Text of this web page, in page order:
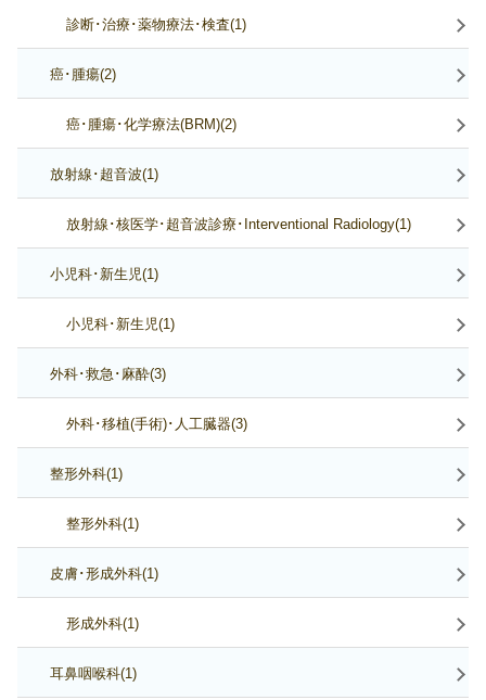
診断･治療･薬物療法･検査(1)
癌･腫瘍(2)
癌･腫瘍･化学療法(BRM)(2)
放射線･超音波(1)
放射線･核医学･超音波診療･Interventional Radiology(1)
小児科･新生児(1)
小児科･新生児(1)
外科･救急･麻酔(3)
外科･移植(手術)･人工臓器(3)
整形外科(1)
整形外科(1)
皮膚･形成外科(1)
形成外科(1)
耳鼻咽喉科(1)